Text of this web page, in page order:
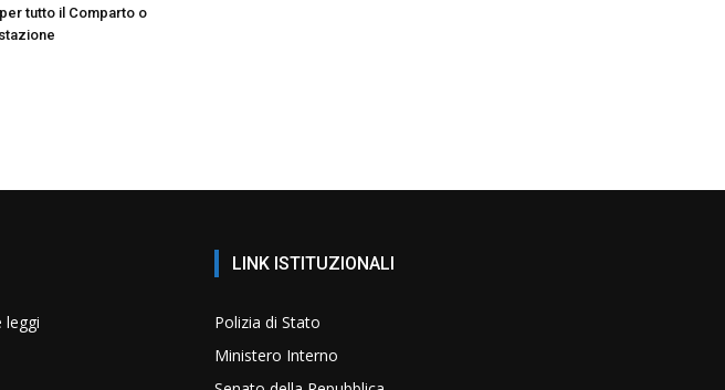
tutto il Comparto o
leggi
LINK ISTITUZIONALI
Polizia di Stato
Ministero Interno